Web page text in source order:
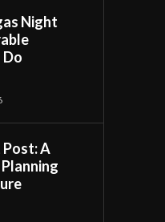
Night
A